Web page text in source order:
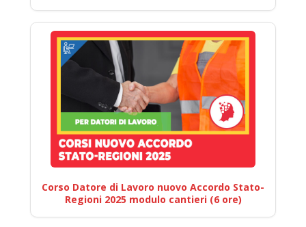
Corso Datore di Lavoro nuovo Accordo Stato-
Regioni 2025 modulo cantieri (6 ore)